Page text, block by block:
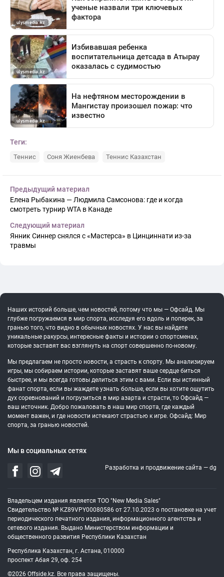
Теги:
Теннис Соня Жиенбева Теннис Казахстан
Предыдущий материал
Елена Рыбакина — Людмила Самсонова: где и когда
смотреть турнир WTA в Канаде
Следующий материал
Янник Синнер снялся с «Мастерса» в Цинциннати из-за
травмы
Наших историй больше, чем новостей, потому что мы — Офсайд. Мы
глубже погружаемся в мир спорта, исследуя его вдоль и поперек, за
гранью того, что видно в обычных новостях. У нас вы найдете
уникальные ракурсы, интересные факты и истории о спортсменах,
которые заставят вас взглянуть на спорт совершенно по-новому.
Мы предлагаем не просто новости, а страсть к спорту. Мы анализируем
игры, мы собираем истории, которые заставят ваше сердце биться
быстрее, и мы всегда готовы делиться этим с вами. Если вы истинный
фанат спорта, если вы жаждете узнать больше, если вы хотите ощутить
дух соревнований и погрузиться в мир азарта и страсти, то Офсайд —
ваш источник. Добро пожаловать в наш мир спорта, где каждый
момент важен, и где новости истекают страстью к игре. Офсайд: Мир
спорта, за гранью новостей.
Мы в социальных сетях
Разработка и продвижение сайта — dg
Владельцем издания является ТОО "New Media Sales"
Свидетельство № KZ89VPY00080586 от 27.10.2023 о постановке на учет
периодического печатного издания, информационного агентства и
сетевого издания. Выдано Министерством информации и
общественного развития Республики Казахстан
Республика Казахстан, г. Астана, 010000
проспект Абая 29, оф. 254
©2026 Offside.kz. Все права защищены.